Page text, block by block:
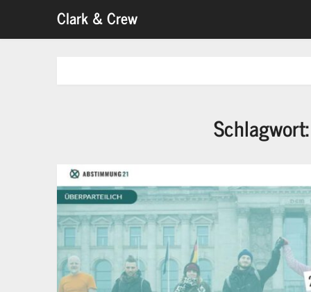
content
Clark & Crew